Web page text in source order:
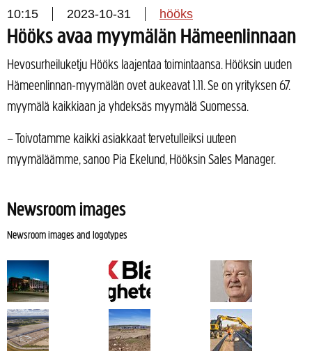
10:15 2023-10-31 hööks
Hööks avaa myymälän Hämeenlinnaan
Hevosurheiluketju Hööks laajentaa toimintaansa. Hööksin uuden
Hämeenlinnan-myymälän ovet aukeavat 1.11. Se on yrityksen 67.
myymälä kaikkiaan ja yhdeksäs myymälä Suomessa.
– Toivotamme kaikki asiakkaat tervetulleiksi uuteen
myymäläämme, sanoo Pia Ekelund, Hööksin Sales Manager.
Newsroom images
Newsroom images and logotypes